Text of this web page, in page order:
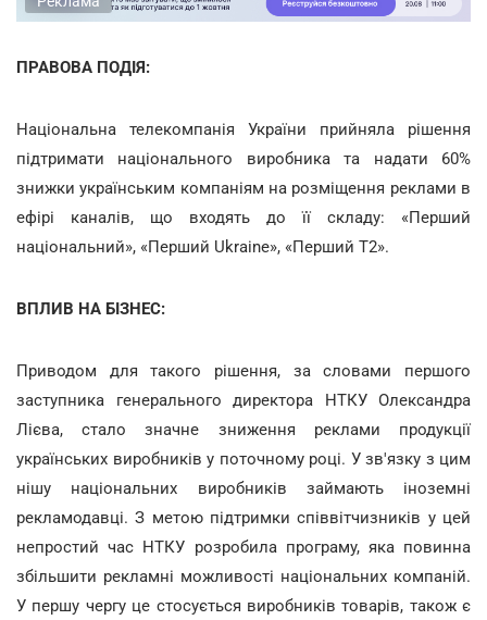
ПРАВОВА ПОДІЯ:
Національна телекомпанія України прийняла рішення
підтримати національного виробника та надати 60%
знижки українським компаніям на розміщення реклами в
ефірі каналів, що входять до її складу: «Перший
національний», «Перший Ukraine», «Перший Т2».
ВПЛИВ НА БІЗНЕС:
Приводом для такого рішення, за словами першого
заступника генерального директора НТКУ Олександра
Лієва, стало значне зниження реклами продукції
українських виробників у поточному році. У зв'язку з цим
нішу національних виробників займають іноземні
рекламодавці. З метою підтримки співвітчизників у цей
непростий час НТКУ розробила програму, яка повинна
збільшити рекламні можливості національних компаній.
У першу чергу це стосується виробників товарів, також є